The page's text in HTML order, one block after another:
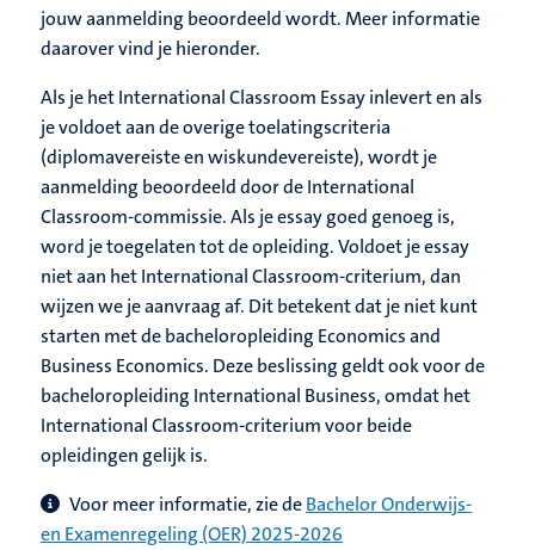
jouw aanmelding beoordeeld wordt. Meer informatie
daarover vind je hieronder.
Als je het International Classroom Essay inlevert en als
je voldoet aan de overige toelatingscriteria
(diplomavereiste en wiskundevereiste), wordt je
aanmelding beoordeeld door de International
Classroom-commissie. Als je essay goed genoeg is,
word je toegelaten tot de opleiding. Voldoet je essay
niet aan het International Classroom-criterium, dan
wijzen we je aanvraag af. Dit betekent dat je niet kunt
starten met de bacheloropleiding Economics and
Business Economics. Deze beslissing geldt ook voor de
bacheloropleiding International Business, omdat het
International Classroom-criterium voor beide
opleidingen gelijk is.
Voor meer informatie, zie deBachelor Onderwijs-
en Examenregeling (OER) 2025-2026